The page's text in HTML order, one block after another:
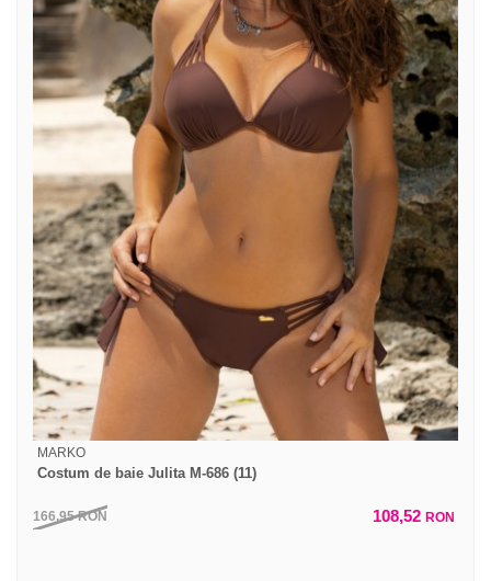
MARKO
Costum de baie Julita M-686 (11)
166,95RON 108,52 RON